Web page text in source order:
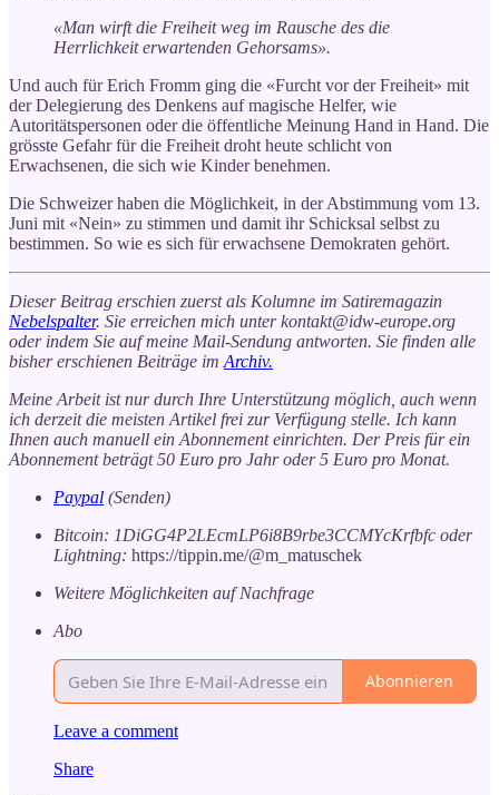
«Man wirft die Freiheit weg im Rausche des die
Herrlichkeit erwartenden Gehorsams».
Und auch für Erich Fromm ging die «Furcht vor der Freiheit» mit
der Delegierung des Denkens auf magische Helfer, wie
Autoritätspersonen oder die öffentliche Meinung Hand in Hand. Die
grösste Gefahr für die Freiheit droht heute schlicht von
Erwachsenen, die sich wie Kinder benehmen.
Die Schweizer haben die Möglichkeit, in der Abstimmung vom 13.
Juni mit «Nein» zu stimmen und damit ihr Schicksal selbst zu
bestimmen. So wie es sich für erwachsene Demokraten gehört.
Dieser Beitrag erschien zuerst als Kolumne im Satiremagazin
Nebelspalter. Sie erreichen mich unter kontakt@idw-europe.org
oder indem Sie auf meine Mail-Sendung antworten. Sie finden alle
bisher erschienen Beiträge im Archiv.
Meine Arbeit ist nur durch Ihre Unterstützung möglich, auch wenn
ich derzeit die meisten Artikel frei zur Verfügung stelle. Ich kann
Ihnen auch manuell ein Abonnement einrichten. Der Preis für ein
Abonnement beträgt 50 Euro pro Jahr oder 5 Euro pro Monat.
Paypal (Senden)
Bitcoin: 1DiGG4P2LEcmLP6i8B9rbe3CCMYcKrfbfc oder
Lightning: https://tippin.me/@m_matuschek
Weitere Möglichkeiten auf Nachfrage
Abo
Abonnieren
Leave a comment
Share